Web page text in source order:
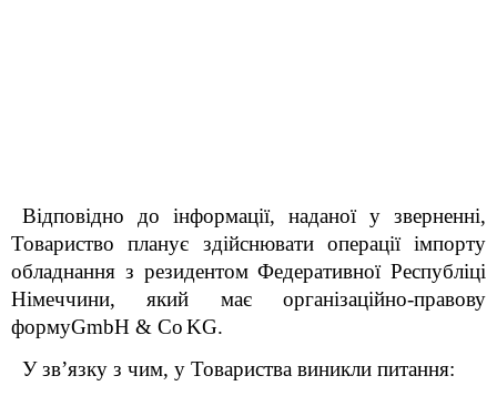
Відповідно до інформації, наданої у зверненні,
Товариство планує здійснювати операції імпорту
обладнання з резидентом Федеративної Республіці
Німеччини, який має організаційно-правову
формуGmbH & CoKG.
У зв’язку з чим, у Товариства виникли питання: